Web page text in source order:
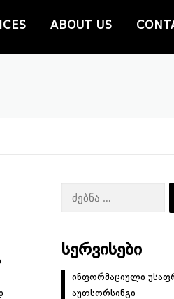
ABOUT US
ძებნა:
ᲡᲔᲠᲕᲘᲡᲔᲑᲘ
ინფორმაციული
აუთსორსინგი